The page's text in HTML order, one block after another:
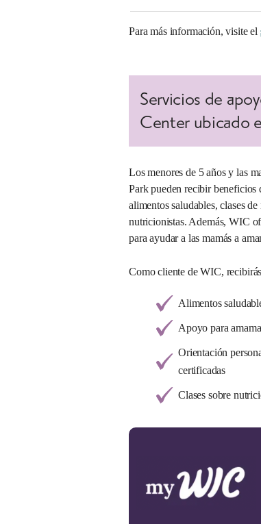
Para más información, visite el
Servicios de
Center ubicado
Los menores de 5 años y las
Park pueden recibir
alimentos saludables, clases
nutricionistas. Además, WIC
para ayudar a las mamás a
Como cliente de WIC,
Alimentos
Apoyo para
Orientación
certificadas
Clases sobre